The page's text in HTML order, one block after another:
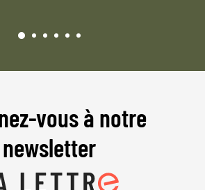
vous à notre
newsletter